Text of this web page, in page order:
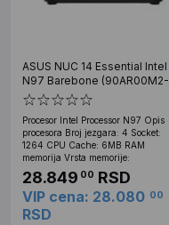
ASUS NUC 14 Essential Intel
N97 Barebone (90AR00M2-
M00080)
Procesor Intel Processor N97 Opis
procesora Broj jezgara: 4 Socket:
1264 CPU Cache: 6MB RAM
memorija Vrsta memorije:
28.849 00 RSD
VIP cena: 28.080 00
RSD